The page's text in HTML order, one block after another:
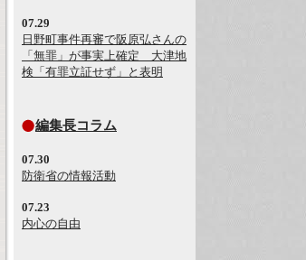
07.29
日野町事件再審で阪原弘さんの
「無罪」が事実上確定 大津地
検「有罪立証せず」と表明
編集長コラム
07.30
防衛省の情報活動
07.23
内心の自由